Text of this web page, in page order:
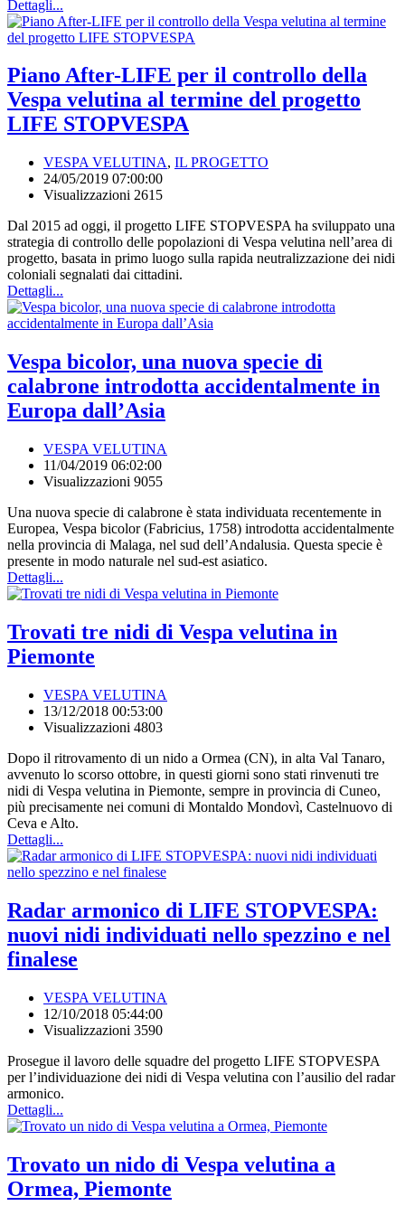
Dettagli...
Piano After-LIFE per il controllo della
Vespa velutina al termine del progetto
LIFE STOPVESPA
VESPA VELUTINA, IL PROGETTO
24/05/2019 07:00:00
Visualizzazioni 2615
Dal 2015 ad oggi, il progetto LIFE STOPVESPA ha sviluppato una
strategia di controllo delle popolazioni di Vespa velutina nell’area di
progetto, basata in primo luogo sulla rapida neutralizzazione dei nidi
coloniali segnalati dai cittadini.
Dettagli...
Vespa bicolor, una nuova specie di
calabrone introdotta accidentalmente in
Europa dall’Asia
VESPA VELUTINA
11/04/2019 06:02:00
Visualizzazioni 9055
Una nuova specie di calabrone è stata individuata recentemente in
Europea, Vespa bicolor (Fabricius, 1758) introdotta accidentalmente
nella provincia di Malaga, nel sud dell’Andalusia. Questa specie è
presente in modo naturale nel sud-est asiatico.
Dettagli...
Trovati tre nidi di Vespa velutina in
Piemonte
VESPA VELUTINA
13/12/2018 00:53:00
Visualizzazioni 4803
Dopo il ritrovamento di un nido a Ormea (CN), in alta Val Tanaro,
avvenuto lo scorso ottobre, in questi giorni sono stati rinvenuti tre
nidi di Vespa velutina in Piemonte, sempre in provincia di Cuneo,
più precisamente nei comuni di Montaldo Mondovì, Castelnuovo di
Ceva e Alto.
Dettagli...
Radar armonico di LIFE STOPVESPA:
nuovi nidi individuati nello spezzino e nel
finalese
VESPA VELUTINA
12/10/2018 05:44:00
Visualizzazioni 3590
Prosegue il lavoro delle squadre del progetto LIFE STOPVESPA
per l’individuazione dei nidi di Vespa velutina con l’ausilio del radar
armonico.
Dettagli...
Trovato un nido di Vespa velutina a
Ormea, Piemonte